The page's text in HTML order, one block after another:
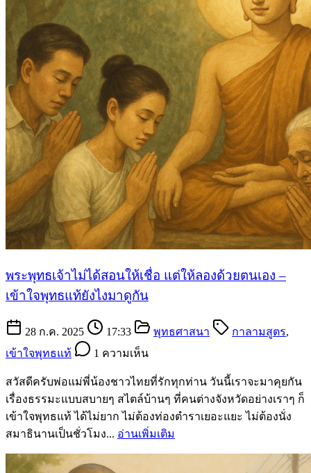
พระพุทธเจ้าไม่ได้สอนให้เชื่อ แต่ให้ลองด้วยตนเอง –
เข้าใจพุทธแท้ยังไงมาดูกัน
28 ก.ค. 2025 17:33 พุทธศาสนา กาลามสูตร,
เข้าใจพุทธแท้
1 ความเห็น
สวัสดีครับพ่อแม่พี่น้องชาวไทยที่รักทุกท่าน วันนี้เราจะมาคุยกัน
เรื่องธรรมะแบบสบายๆ สไตล์บ้านๆ ที่คนต่างจังหวัดอย่างเราๆ ก็
เข้าใจพุทธแท้ ได้ไม่ยาก ไม่ต้องท่องตำราเยอะแยะ ไม่ต้องนั่ง
สมาธินานเป็นชั่วโมง... อ่านเพิ่มเติม